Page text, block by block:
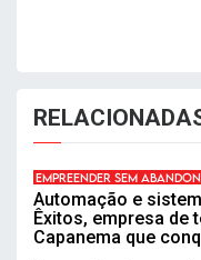
EMPREENDER SEM
Automação e
Êxitos, empresa de
Capanema que